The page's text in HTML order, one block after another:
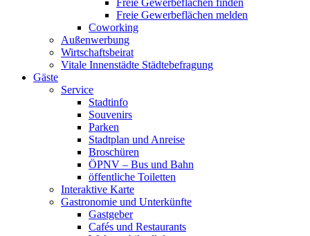
Freie Gewerbeflächen finden
Freie Gewerbeflächen melden
Coworking
Außenwerbung
Wirtschaftsbeirat
Vitale Innenstädte Städtebefragung
Gäste
Service
Stadtinfo
Souvenirs
Parken
Stadtplan und Anreise
Broschüren
ÖPNV – Bus und Bahn
öffentliche Toiletten
Interaktive Karte
Gastronomie und Unterkünfte
Gastgeber
Cafés und Restaurants